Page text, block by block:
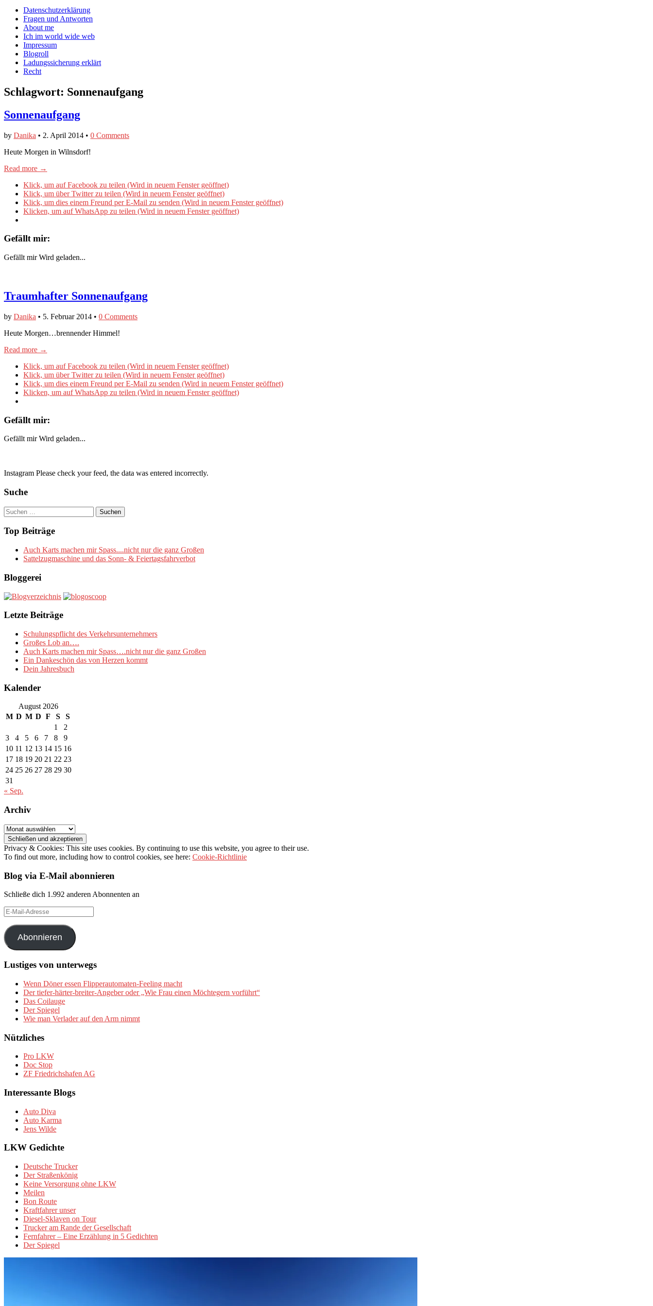
Facebook
anzeigen
Twitter
anzeigen
auf
Instagram
anzeigen
Main
menu
Skip
content
Datenschutzerklärung
Fragen und Antworten
About me
Ich im world wide web
Impressum
Blogroll
Ladungssicherung erklärt
Recht
Schlagwort: Sonnenaufgang
Sonnenaufgang
by Danika • 2. April 2014 • 0 Comments
Heute Morgen in Wilnsdorf!
Read more →
Klick, um auf Facebook zu teilen (Wird in neuem Fenster geöffnet)
Klick, um über Twitter zu teilen (Wird in neuem Fenster geöffnet)
Klick, um dies einem Freund per E-Mail zu senden (Wird in neuem Fenster geöffnet)
Klicken, um auf WhatsApp zu teilen (Wird in neuem Fenster geöffnet)
Gefällt mir:
Gefällt mir Wird geladen...
Traumhafter Sonnenaufgang
by Danika • 5. Februar 2014 • 0 Comments
Heute Morgen…brennender Himmel!
Read more →
Klick, um auf Facebook zu teilen (Wird in neuem Fenster geöffnet)
Klick, um über Twitter zu teilen (Wird in neuem Fenster geöffnet)
Klick, um dies einem Freund per E-Mail zu senden (Wird in neuem Fenster geöffnet)
Klicken, um auf WhatsApp zu teilen (Wird in neuem Fenster geöffnet)
Gefällt mir:
Gefällt mir Wird geladen...
Instagram Please check your feed, the data was entered incorrectly.
Suche
Suchen
nach:
Top Beiträge
Auch Karts machen mir Spass....nicht nur die ganz Großen
Sattelzugmaschine und das Sonn- & Feiertagsfahrverbot
Bloggerei
Letzte Beiträge
Schulungspflicht des Verkehrsunternehmers
Großes Lob an….
Auch Karts machen mir Spass….nicht nur die ganz Großen
Ein Dankeschön das von Herzen kommt
Dein Jahresbuch
Kalender
August 2026
M D M D F S
S
1
2
3
4 5 6 7 8
9
10 11 12 13 14 15 16
17 18 19 20 21 22 23
24 25 26 27 28 29 30
31
« Sep.
Archiv
Archiv
Privacy & Cookies: This site uses cookies. By continuing to use this website, you agree to their use.
To find out more, including how to control cookies, see here: Cookie-Richtlinie
Blog via E-Mail abonnieren
Schließe dich 1.992 anderen Abonnenten an
E-
Mail-
Adresse
Abonnieren
Lustiges von unterwegs
Wenn Döner essen Flipperautomaten-Feeling macht
Der tiefer-härter-breiter-Angeber oder „Wie Frau einen Möchtegern vorführt“
Das Coilauge
Der Spiegel
Wie man Verlader auf den Arm nimmt
Nützliches
Pro LKW
Doc Stop
ZF Friedrichshafen AG
Interessante Blogs
Auto Diva
Auto Karma
Jens Wilde
LKW Gedichte
Deutsche Trucker
Der Straßenkönig
Keine Versorgung ohne LKW
Meilen
Bon Route
Kraftfahrer unser
Diesel-Sklaven on Tour
Trucker am Rande der Gesellschaft
Fernfahrer – Eine Erzählung in 5 Gedichten
Der Spiegel